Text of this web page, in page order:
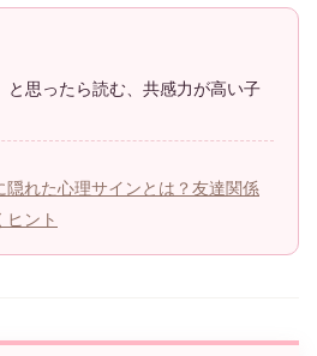
と思ったら読む、共感力が高い子
隠れた心理サインとは？友達関係
ヒント